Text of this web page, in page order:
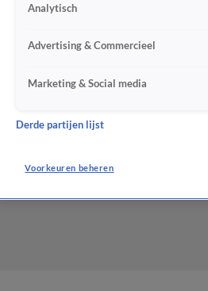
Analytisch
Advertising & Commercieel
Marketing & Social media
Derde partijen lijst
Voorkeuren beheren